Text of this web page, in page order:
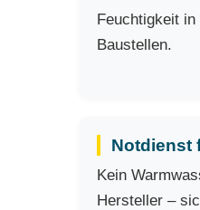
Feuchtigkeit
Baustellen.
Notdienst
Kein
Hersteller –